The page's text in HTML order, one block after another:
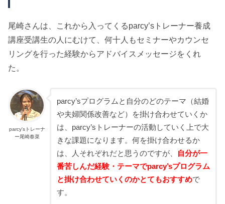
尾崎さんは、これから入ってくるparcy’sトレーナー養成
講座受講生の人にむけて、何十人もセミナーやカウンセ
リングを行った経験からアドバイスメッセージをくれ
た。
parcy'sトレーナ
ー尾崎春菜
parcy’sプログラムと自分のどのテーマ（結婚
や夫婦関係改善など）を掛け合わせていくか
は、parcy’sトレーナーの活動していく上で大
きな課題になります。何を掛け合わせるか
は、人それぞれだと思うのですが、
自分が一
番苦しんだ経験・テーマでparcy’sプログラム
と掛け合わせていくのかとてもおすすめで
す。